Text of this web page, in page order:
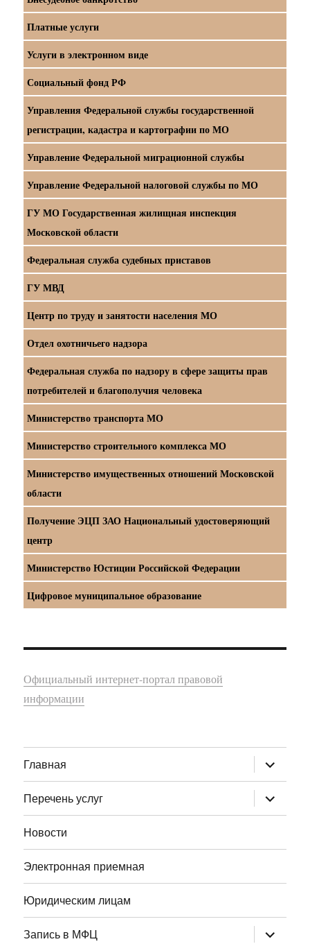
Платные услуги
Услуги в электронном виде
Социальный фонд РФ
Управления Федеральной службы государственной
регистрации, кадастра и картографии по МО
Управление Федеральной миграционной службы
Управление Федеральной налоговой службы по МО
ГУ МО Государственная жилищная инспекция
Московской области
Федеральная служба судебных приставов
ГУ МВД
Центр по труду и занятости населения МО
Отдел охотничьего надзора
Федеральная служба по надзору в сфере защиты прав
потребителей и благополучия человека
Министерство транспорта МО
Министерство строительного комплекса МО
Министерство имущественных отношений Московской
области
Получение ЭЦП ЗАО Национальный удостоверяющий
центр
Министерство Юстиции Российской Федерации
Цифровое муниципальное образование
Официальный интернет-портал правовой
информации
Главная раскрыть
дочернее
меню
Перечень услуг
раскрыть
дочернее
меню
Новости
Электронная приемная
Юридическим лицам
Запись в МФЦ раскрыть